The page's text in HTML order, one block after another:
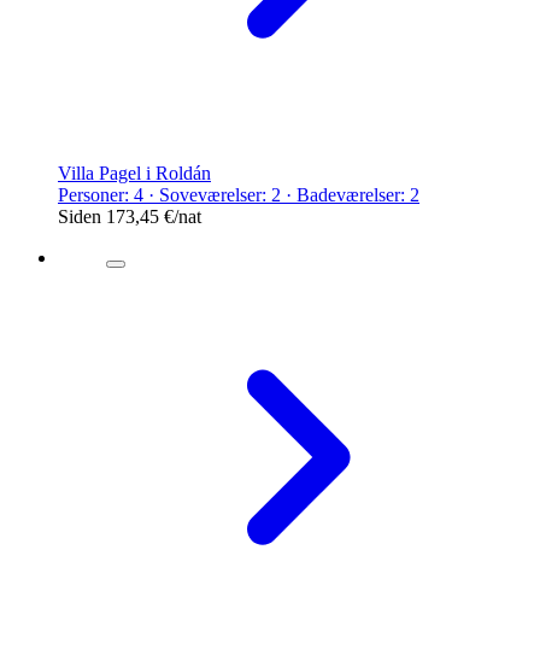
Villa Pagel i Roldán
Personer: 4 · Soveværelser: 2 · Badeværelser: 2
Siden 173,45 €/nat